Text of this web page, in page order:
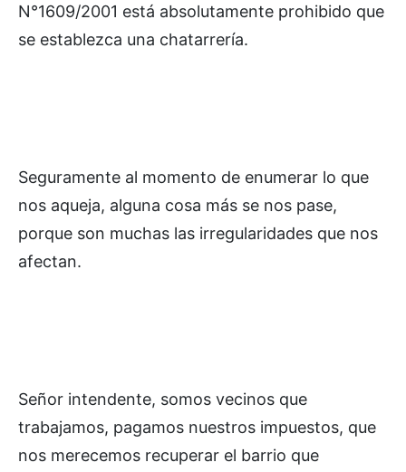
N°1609/2001 está absolutamente prohibido que
se establezca una chatarrería.
Seguramente al momento de enumerar lo que
nos aqueja, alguna cosa más se nos pase,
porque son muchas las irregularidades que nos
afectan.
Señor intendente, somos vecinos que
trabajamos, pagamos nuestros impuestos, que
nos merecemos recuperar el barrio que